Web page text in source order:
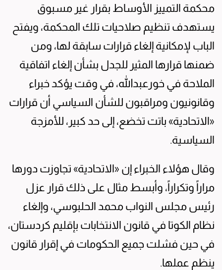
محكمة التمييز الأوساط بقرار غير مسبوق
يستهدف تنظيم صلاحيات تلك المحكمة، ويفتح
الباب لإمكانية إلغاء قرارات سابقة لها، ومن
ضمنها قرارها المثير للجدل بشأن إلغاء اتفاقية
الملاحة في خورعبدالله، في وقت يؤكد خبراء
وقانونيون ومراقبون للشأن السياسي أن قرارات
«الاتحادية» باتت تخضع، إلى حد كبير، للأمزجة
السياسية.
وقال هؤلاء الخبراء إن «الاتحادية» تجاوزت دورها
مراراً وتكراراً، وأبسط مثال على ذلك قرار عزل
رئيس مجلس النواب محمد الحلبوسي، وإلغاء
نظام الكوتا في قانون الانتخابات بإقليم كردستان،
في حين فشلت جميع الحكومات في إقرار قانون
ينظم عملها.